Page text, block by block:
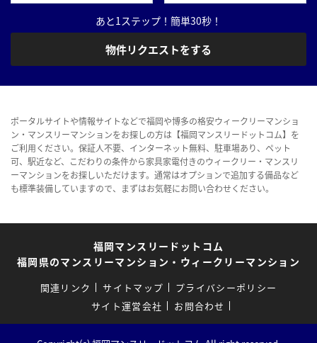
あと1ステップ！簡単30秒！
物件リクエストをする
ポータルサイトや情報サイトなどで福岡や博多の格安ウィークリーマンショ
ン・マンスリーマンションをお探しの方は【福岡マンスリードットコム】を
ご利用ください。保証人不要、インターネット無料、駐車場あり、ペット
可、駅近など、こだわりの条件から家具家電付きのウィークリー・マンスリ
ーマンションをお探しいただけます。通常はオプションで追加する備品など
も標準装備していますので、まずはお気軽にお問い合わせください。
福岡マンスリードットコム
福岡県のマンスリーマンション・ウィークリーマンション
関連リンク サイトマップ
プライバシーポリシー
サイト運営会社
お問合わせ